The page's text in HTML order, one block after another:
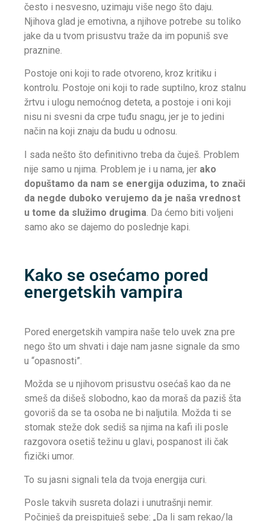
često i nesvesno, uzimaju više nego što daju.
Njihova glad je emotivna, a njihove potrebe su toliko
jake da u tvom prisustvu traže da im popuniš sve
praznine.
Postoje oni koji to rade otvoreno, kroz kritiku i
kontrolu. Postoje oni koji to rade suptilno, kroz stalnu
žrtvu i ulogu nemoćnog deteta, a postoje i oni koji
nisu ni svesni da crpe tuđu snagu, jer je to jedini
način na koji znaju da budu u odnosu.
I sada nešto što definitivno treba da čuješ. Problem
nije samo u njima. Problem je i u nama, jer ako
dopuštamo da nam se energija oduzima, to znači
da negde duboko verujemo da je naša vrednost
u tome da služimo drugima . Da ćemo biti voljeni
samo ako se dajemo do poslednje kapi.
Kako se osećamo pored
energetskih vampira
Pored energetskih vampira naše telo uvek zna pre
nego što um shvati i daje nam jasne signale da smo
u “opasnosti”.
Možda se u njihovom prisustvu osećaš kao da ne
smeš da dišeš slobodno, kao da moraš da paziš šta
govoriš da se ta osoba ne bi naljutila. Možda ti se
stomak steže dok sediš sa njima na kafi ili posle
razgovora osetiš težinu u glavi, pospanost ili čak
fizički umor.
To su jasni signali tela da tvoja energija curi.
Posle takvih susreta dolazi i unutrašnji nemir.
Počinješ da preispituješ sebe: „Da li sam rekao/la